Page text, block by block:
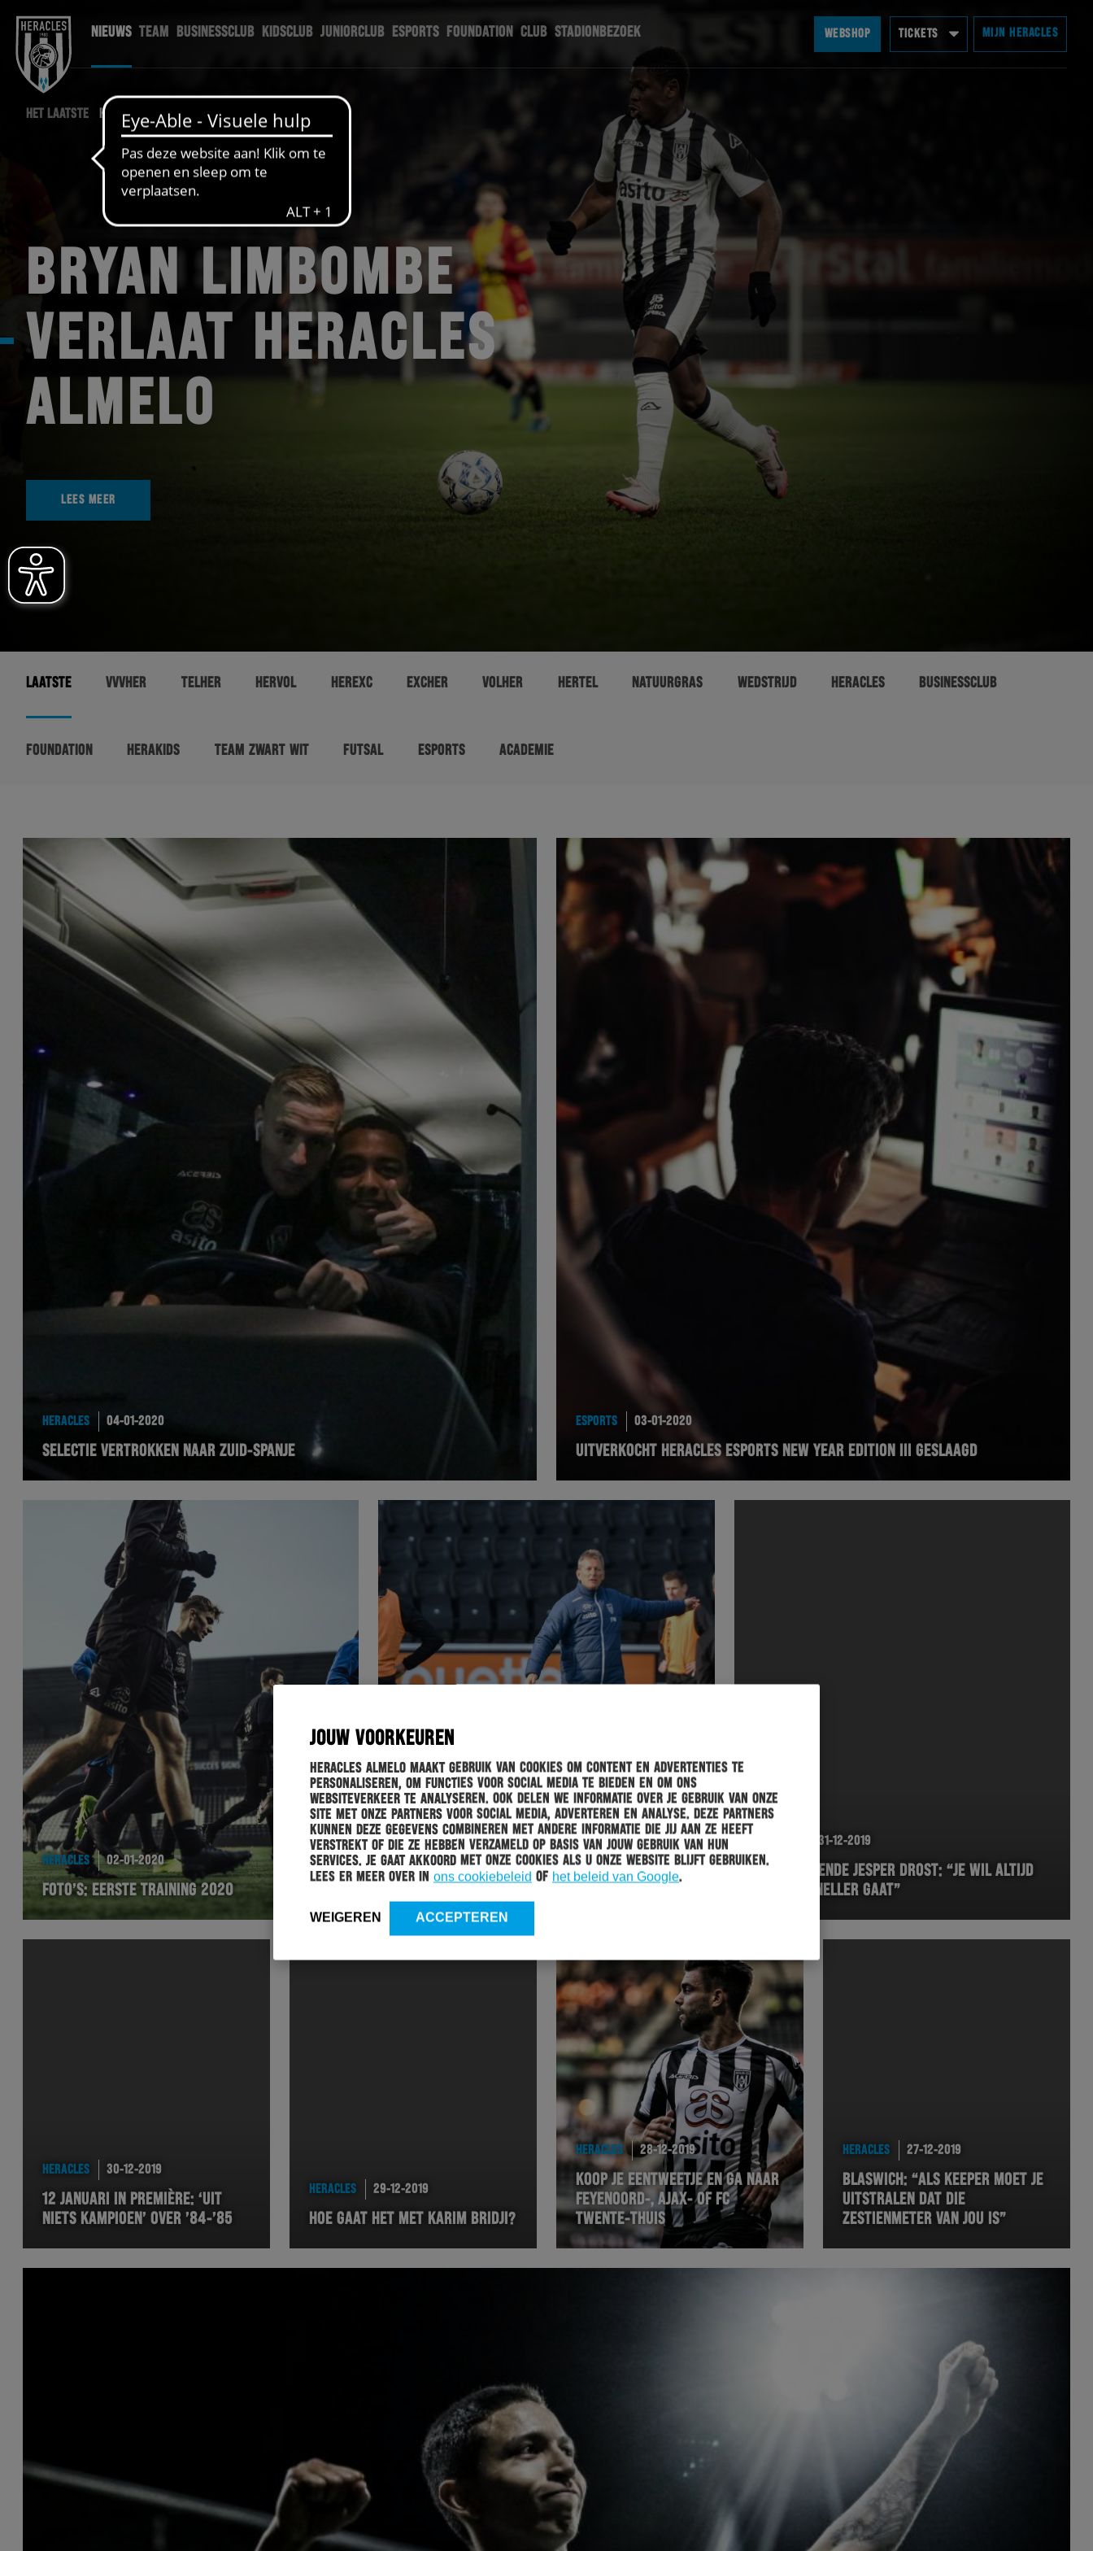
JOUW VOORKEUREN
Heracles Almelo maakt gebruik van cookies om content en advertenties te
personaliseren, om functies voor social media te bieden en om ons
websiteverkeer te analyseren. Ook delen we informatie over je gebruik van onze
site met onze partners voor social media, adverteren en analyse. Deze partners
kunnen deze gegevens combineren met andere informatie die jij aan ze heeft
verstrekt of die ze hebben verzameld op basis van jouw gebruik van hun
services. Je gaat akkoord met onze cookies als u onze website blijft gebruiken.
Lees er meer over in ons cookiebeleid of het beleid van Google.
WEIGEREN ACCEPTEREN
NIEUWS TEAM BUSINESSCLUB KIDSCLUB JUNIORCLUB ESPORTS FOUNDATION CLUB STADIONBEZOEK WEBSHOP TICKETS MIJN HERACLES
HET LAATSTE HERACLES NIEUWS
BRYAN LIMBOMBE
VERLAAT HERACLES
ALMELO
LEES MEER
LAATSTE VVVHER TELHER HERVOL HEREXC EXCHER VOLHER HERTEL NATUURGRAS WEDSTRIJD HERACLES BUSINESSCLUB
FOUNDATION HERAKIDS TEAM ZWART WIT FUTSAL ESPORTS ACADEMIE
HERACLES 04-01-2020
SELECTIE VERTROKKEN NAAR ZUID-SPANJE
ESPORTS 03-01-2020
UITVERKOCHT HERACLES ESPORTS NEW YEAR EDITION III GESLAAGD
HERACLES 02-01-2020
FOTO’S: EERSTE TRAINING 2020
HERACLES 01-01-2020
31-12-2019
REVALIDERENDE JESPER DROST: “JE WIL ALTIJD
DAT HET SNELLER GAAT”
HERACLES 30-12-2019
12 JANUARI IN PREMIÈRE: ‘UIT
NIETS KAMPIOEN’ OVER ’84-’85
HERACLES 29-12-2019
HOE GAAT HET MET KARIM BRIDJI?
HERACLES 28-12-2019
KOOP JE EENTWEETJE EN GA NAAR
FEYENOORD-, AJAX- OF FC
TWENTE-THUIS
HERACLES 27-12-2019
BLASWICH: “ALS KEEPER MOET JE
UITSTRALEN DAT DIE
ZESTIENMETER VAN JOU IS”